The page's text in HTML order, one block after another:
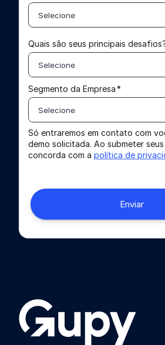
Selecione
Quais são seus principais
Selecione
Segmento da Empresa*
Selecione
Só entraremos em contato com
demo solicitada. Ao submeter
concorda com a política de